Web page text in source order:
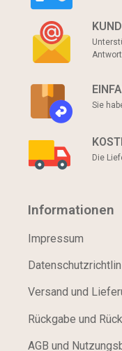
Sie
Die
Informationen
Impressum
Versand und
Rückgabe und
AGB und